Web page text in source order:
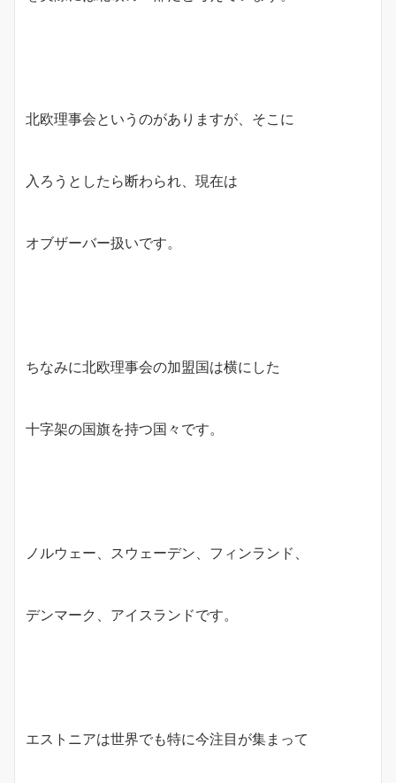
北欧理事会というのがありますが、そこに
入ろうとしたら断わられ、現在は
オブザーバー扱いです。
ちなみに北欧理事会の加盟国は横にした
十字架の国旗を持つ国々です。
ノルウェー、スウェーデン、フィンランド、
デンマーク、アイスランドです。
エストニアは世界でも特に今注目が集まって